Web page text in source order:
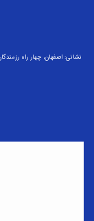
نشانی: اصفهان، چهار راه